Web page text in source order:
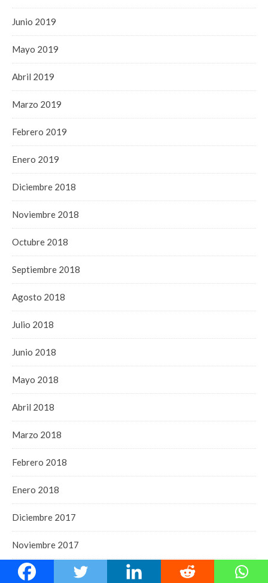
Junio 2019
Mayo 2019
Abril 2019
Marzo 2019
Febrero 2019
Enero 2019
Diciembre 2018
Noviembre 2018
Octubre 2018
Septiembre 2018
Agosto 2018
Julio 2018
Junio 2018
Mayo 2018
Abril 2018
Marzo 2018
Febrero 2018
Enero 2018
Diciembre 2017
Noviembre 2017
Octubre 2017